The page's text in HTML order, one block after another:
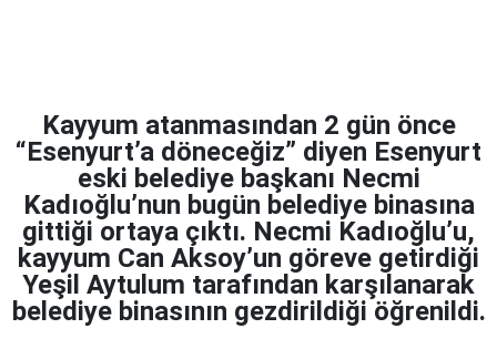
Kayyum atanmasından 2 gün önce
“Esenyurt’a döneceğiz” diyen Esenyurt
eski belediye başkanı Necmi
Kadıoğlu’nun bugün belediye binasına
gittiği ortaya çıktı. Necmi Kadıoğlu’u,
kayyum Can Aksoy’un göreve getirdiği
Yeşil Aytulum tarafından karşılanarak
belediye binasının gezdirildiği öğrenildi.